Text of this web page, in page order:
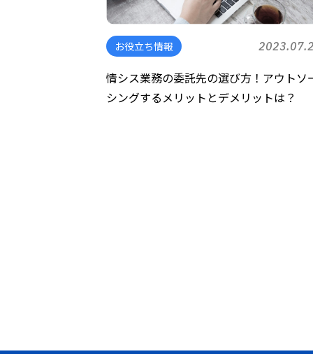
お役立ち情報
情シス業務の委託先の選び方！アウトソ
シングするメリットとデメリットは？